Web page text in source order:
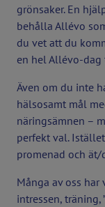
grönsaker. En
behålla Allévo
du vet att du
en hel Allévo-dag
Även om du inte
hälsosamt mål
näringsämnen –
perfekt val.
promenad och
Många av oss
intressen, träning,